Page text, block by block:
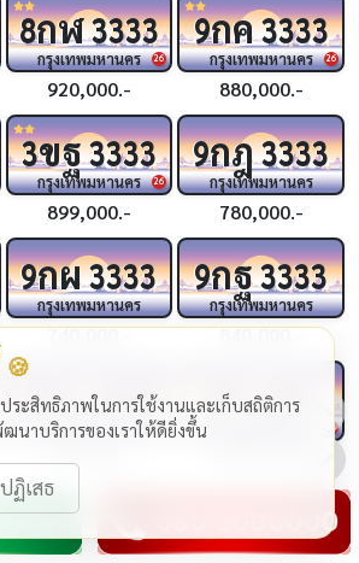
26
8กฬ3333
กรุงเทพมหานคร
920,000.-
26
9กค3333
กรุงเทพมหานคร
880,000.-
26
3ขฐ3333
กรุงเทพมหานคร
899,000.-
9กฎ3333
กรุงเทพมหานคร
780,000.-
9กผ3333
กรุงเทพมหานคร
740,000.-
9กฐ3333
กรุงเทพมหานคร
840,000.-
2ขบ4444
กรุงเทพมหานคร
319,000.-
24
ชจ4444
24
4กฆ
กรุงเทพมหานคร
4444
กรุงเทพมหานคร
ระสิทธิภาพในการใช้งานและเก็บสถิติการ
นาบริการของเราให้ดียิ่งขึ้น
ปฏิเสธ